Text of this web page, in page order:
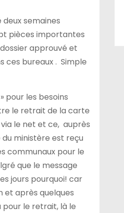
deux semaines
pièces importantes
approuvé et
ces bureaux . Simple
pour les besoins
le retrait de la carte
le net et ce, auprès
ministère est reçu
communaux pour le
que le message
jours pourquoi! car
et après quelques
pour le retrait, là le